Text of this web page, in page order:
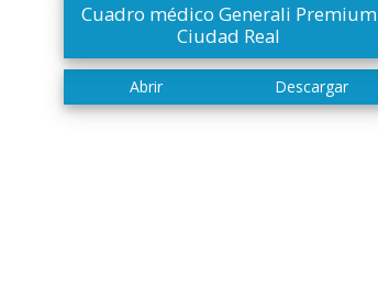
Cuadro médico Generali Premium
Ciudad Real